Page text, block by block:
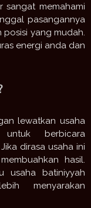
sangat memahami
pasangannya
posisi yang mudah.
energi anda dan
lewatkan usaha
untuk berbicara
dirasa usaha ini
hasil.
usaha batiniyyah
menyarakan